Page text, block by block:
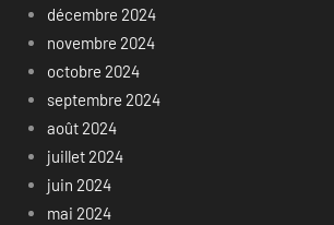
décembre 2024
novembre 2024
octobre 2024
septembre 2024
août 2024
juillet 2024
juin 2024
mai 2024